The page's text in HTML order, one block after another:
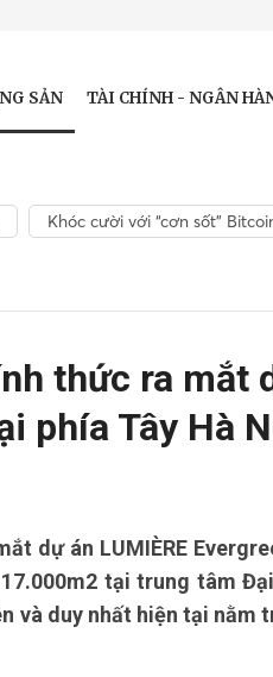
SẢN TÀI CHÍNH - NGÂN
Khóc cười với “cơn sốt”
thức ra mắt
phía Tây Hà
dự án LUMIÈRE
tại trung tâm
và duy nhất hiện tại nằm